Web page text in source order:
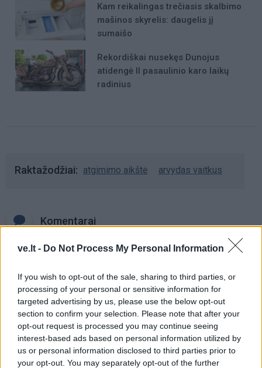
ve.lt - Do Not Process My Personal Information
If you wish to opt-out of the sale, sharing to third parties, or
processing of your personal or sensitive information for
targeted advertising by us, please use the below opt-out
section to confirm your selection. Please note that after your
opt-out request is processed you may continue seeing
interest-based ads based on personal information utilized by
us or personal information disclosed to third parties prior to
your opt-out. You may separately opt-out of the further
Kam reikalingas trečiasis skalbimo
mašinos skyrelis: daugelis jį
sumaišo
Rekordiškai nusekęs Dunojus
atidengė II pasaulinio karo laikų
radinius
Raktažodžiai atgimimo aikštė arvydas vaitkus
Komentarai
Jūsų vardas